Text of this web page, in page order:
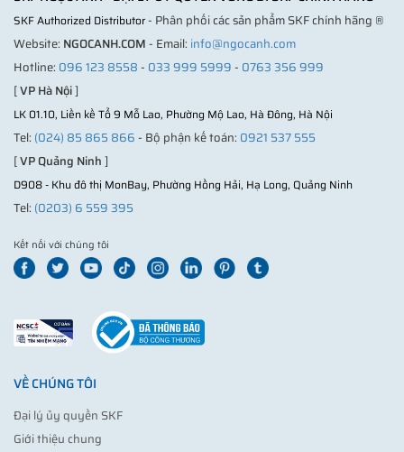
SKF Authorized Distributor- Phân phối các sản phẩm SKF chính hãng ®
Website: NGOCANH.COM- Email: info@ngocanh.com
Hotline: 096 123 8558- 033 999 5999- 0763 356 999
[VP Hà Nội]
LK 01.10, Liền kề Tổ 9 Mỗ Lao, Phường Mộ Lao, Hà Đông, Hà Nội
Tel: (024) 85 865 866- Bộ phận kế toán: 0921 537 555
[VP Quảng Ninh]
D908 - Khu đô thị MonBay, Phường Hồng Hải, Hạ Long, Quảng Ninh
Tel: (0203) 6 559 395
Kết nối với chúng tôi
VỀ CHÚNG TÔI
Đại lý ủy quyền SKF
Giới thiệu chung